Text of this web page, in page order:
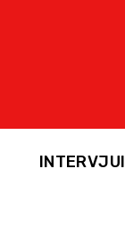
INTERVJUI